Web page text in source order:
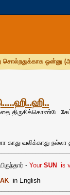
சொல்றதுக்காக ஒன்னு
திருகிக்கொண்டே
காது வலிக்காது நல்லா
- YourSUN is
in English